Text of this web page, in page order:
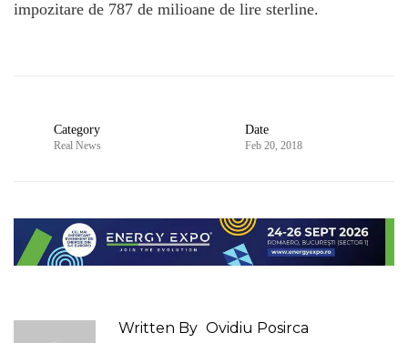
impozitare de 787 de milioane de lire sterline.
Category
Real News
Date
Feb 20, 2018
Written By Ovidiu Posirca